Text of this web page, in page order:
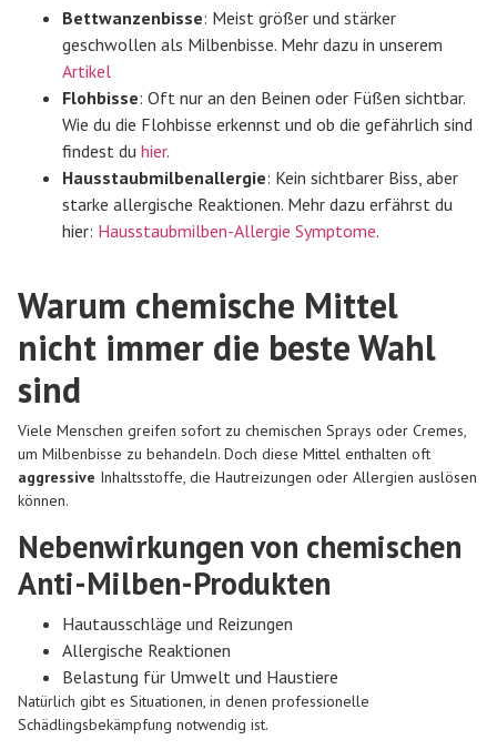
Bettwanzenbisse: Meist größer und stärker
geschwollen als Milbenbisse. Mehr dazu in unserem
Artikel
Flohbisse: Oft nur an den Beinen oder Füßen sichtbar.
Wie du die Flohbisse erkennst und ob die gefährlich sind
findest du hier.
Hausstaubmilbenallergie: Kein sichtbarer Biss, aber
starke allergische Reaktionen. Mehr dazu erfährst du
hier: Hausstaubmilben-Allergie Symptome.
Warum chemische Mittel
nicht immer die beste Wahl
sind
Viele Menschen greifen sofort zu chemischen Sprays oder Cremes,
um Milbenbisse zu behandeln. Doch diese Mittel enthalten oft
aggressive Inhaltsstoffe, die Hautreizungen oder Allergien auslösen
können.
Nebenwirkungen von chemischen
Anti-Milben-Produkten
Hautausschläge und Reizungen
Allergische Reaktionen
Belastung für Umwelt und Haustiere
Natürlich gibt es Situationen, in denen professionelle
Schädlingsbekämpfung notwendig ist.